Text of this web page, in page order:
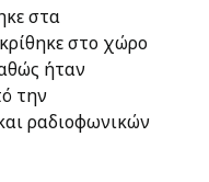
στα
στο χώρο
ήταν
την
ραδιοφωνικών